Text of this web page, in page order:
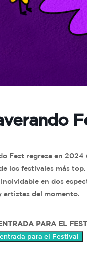
Fest regresa en
los festivales más
en dos
artistas del momento.
PARA EL
para el Festival